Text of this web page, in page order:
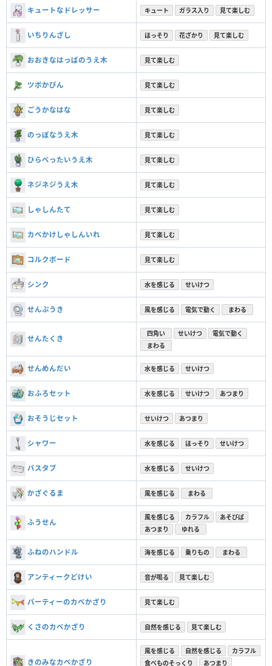
キュートなドレッサー キュート ガラス入り 見て楽しむ
いちりんざし ほっそり 花ざかり 見て楽しむ
おおきなはっぱのうえ木 見て楽しむ
ツボかびん 見て楽しむ
ごうかなはな 見て楽しむ
のっぽなうえ木 見て楽しむ
ひらべったいうえ木 見て楽しむ
ネジネジうえ木 見て楽しむ
しゃしんたて 見て楽しむ
カベかけしゃしんいれ 見て楽しむ
コルクボード 見て楽しむ
シンク 水を感じる せいけつ
せんぷうき 風を感じる 電気で動く まわる
せんたくき
四角い せいけつ
電気で動く
まわる
せんめんだい 水を感じる せいけつ
おふろセット 水を感じる せいけつ あつまり
おそうじセット せいけつ あつまり
シャワー 水を感じる ほっそり せいけつ
バスタブ 水を感じる せいけつ
かざぐるま 風を感じる まわる
ふうせん
風を感じる カラフル
あそびば
あつまり
ゆれる
ふねのハンドル 海を感じる 乗りもの まわる
アンティークどけい 音が鳴る 見て楽しむ
パーティーのカベかざり 見て楽しむ
くさのカベかざり 自然を感じる 見て楽しむ
きのみなカベかざり
風を感じる 自然を感じる
カラフル
食べものそっくり
あつまり